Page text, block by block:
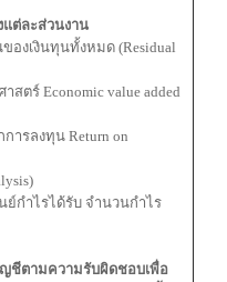
แต่ละส่วนงาน
งเงินทุนทั้งหมด (Residual
สตร์ Economic value added
ารลงทุน Return on
ย์กำไรได้รับ จำนวนกำไร
ญชีตามความรับผิดชอบเพื่อ